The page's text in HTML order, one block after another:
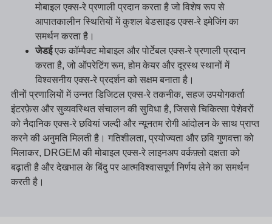
मोबाइल एक्स-रे प्रणाली प्रदान करता है जो विशेष रूप से
आपातकालीन स्थितियों में कुशल बेडसाइड एक्स-रे इमेजिंग का
समर्थन करता है।
जेडईएक कॉम्पैक्ट मोबाइल और पोर्टेबल एक्स-रे प्रणाली प्रदान
करता है, जो ऑपरेटिंग रूम, होम केयर और दूरस्थ स्थानों में
विश्वसनीय एक्स-रे प्रदर्शन को सक्षम बनाता है।
तीनों प्रणालियों में उन्नत डिजिटल एक्स-रे तकनीक, सहज उपयोगकर्ता
इंटरफ़ेस और सुव्यवस्थित संचालन की सुविधा है, जिससे चिकित्सा पेशेवरों
को नैदानिक एक्स-रे छवियां जल्दी और न्यूनतम रोगी आंदोलन के साथ प्राप्त
करने की अनुमति मिलती है। गतिशीलता, प्रयोज्यता और छवि गुणवत्ता को
मिलाकर, DRGEM की मोबाइल एक्स-रे लाइनअप वर्कफ़्लो दक्षता को
बढ़ाती है और देखभाल के बिंदु पर आत्मविश्वासपूर्ण निर्णय लेने का समर्थन
करती है।